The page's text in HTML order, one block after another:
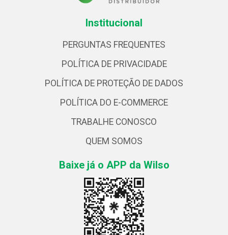
Institucional
PERGUNTAS FREQUENTES
POLÍTICA DE PRIVACIDADE
POLÍTICA DE PROTEÇÃO DE DADOS
POLÍTICA DO E-COMMERCE
TRABALHE CONOSCO
QUEM SOMOS
Baixe já o APP da Wilso